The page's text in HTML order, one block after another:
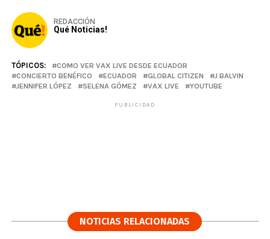
REDACCIÓN
Qué Noticias!
TÓPICOS:
COMO VER VAX LIVE DESDE ECUADOR
CONCIERTO BENÉFICO
ECUADOR GLOBAL CITIZEN
J BALVIN
JENNIFER LÓPEZ
SELENA GÓMEZ VAX LIVE YOUTUBE
PUBLICIDAD
NOTICIAS RELACIONADAS